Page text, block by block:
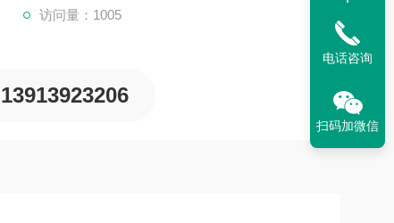
访问量：1005
13913923206
电话咨询
扫码加微信